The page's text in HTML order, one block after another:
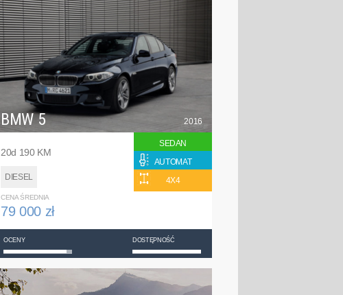
BMW 5
20d 190 KM
DIESEL
2016
SEDAN
AUTOMAT
4X4
CENA ŚREDNIA
79 000 zł
OCENY DOSTĘPNOŚĆ